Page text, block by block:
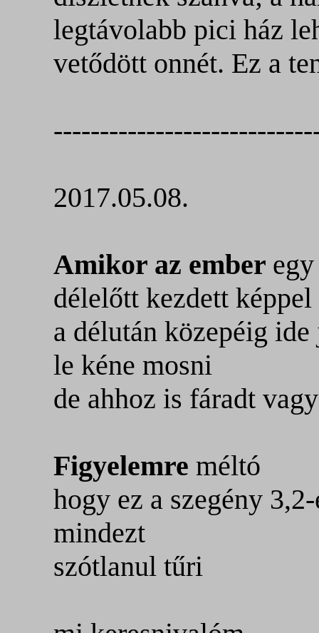
legtávolabb pici ház
vetődött onnét. Ez a
2017.05.08.
Amikor az ember egy
délelőtt kezdett képpel
a délután közepéig ide
le kéne mosni
de ahhoz is fáradt
Figyelemre méltó
hogy ez a szegény
mindezt
szótlanul tűri